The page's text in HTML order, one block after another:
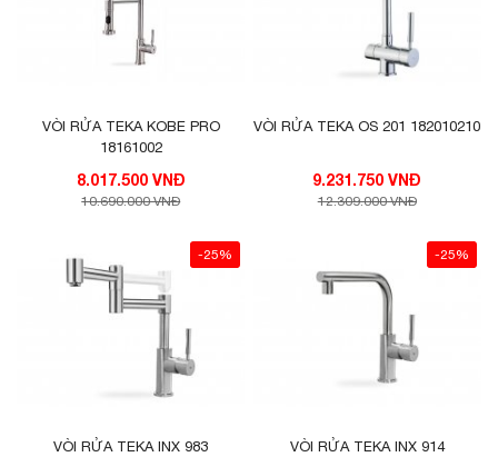
VÒI RỬA TEKA KOBE PRO
18161002
8.017.500 VNĐ
10.690.000 VNĐ
VÒI RỬA TEKA OS 201 182010210
9.231.750 VNĐ
12.309.000 VNĐ
-25%
VÒI RỬA TEKA INX 983
-25%
VÒI RỬA TEKA INX 914